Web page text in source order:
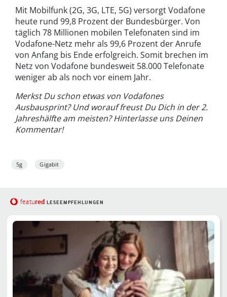
Mit Mobilfunk (2G, 3G, LTE, 5G) versorgt Vodafone
heute rund 99,8 Prozent der Bundesbürger. Von
täglich 78 Millionen mobilen Telefonaten sind im
Vodafone-Netz mehr als 99,6 Prozent der Anrufe
von Anfang bis Ende erfolgreich. Somit brechen im
Netz von Vodafone bundesweit 58.000 Telefonate
weniger ab als noch vor einem Jahr.
Merkst Du schon etwas von Vodafones
Ausbausprint? Und worauf freust Du Dich in der 2.
Jahreshälfte am meisten? Hinterlasse uns Deinen
Kommentar!
5g Gigabit
featured LESEEMPFEHLUNGEN